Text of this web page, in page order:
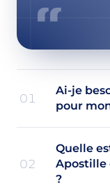
01
Ai-je
pour
02
Quelle
Apostille
?